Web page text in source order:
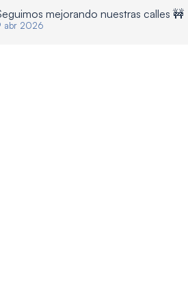
mejorando nuestras calles 🚧
abr 2026